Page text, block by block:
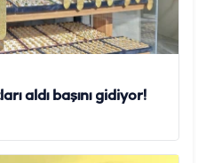
aldı başını gidiyor!